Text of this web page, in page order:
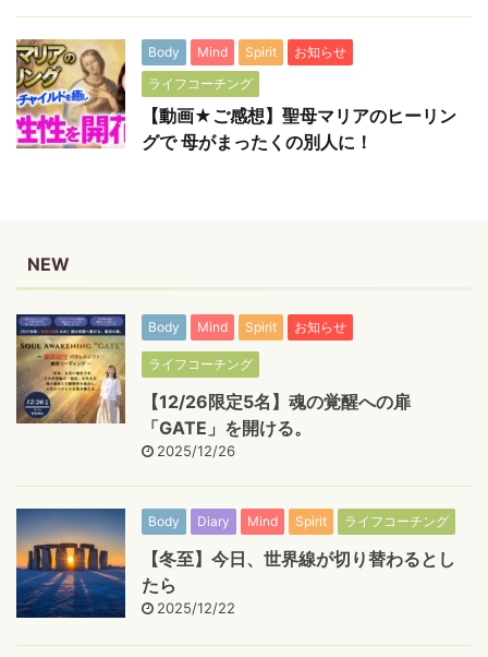
Body Mind Spirit
お知らせ
ライフコーチング
【動画★ご感想】聖母マリアのヒーリン
グで 母がまったくの別人に！
NEW
Body Mind Spirit お知らせ
ライフコーチング
【12/26限定5名】魂の覚醒への扉
「GATE」を開ける。
2025/12/26
Body Diary Mind Spirit ライフコーチング
【冬至】今日、世界線が切り替わるとし
たら
2025/12/22